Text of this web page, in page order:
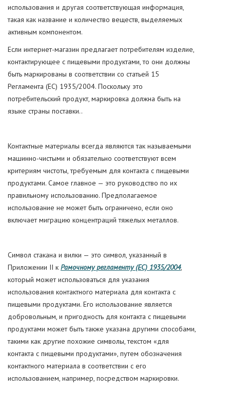
использования и другая соответствующая информация,
такая как название и количество веществ, выделяемых
активным компонентом.
Если интернет-магазин предлагает потребителям изделие,
контактирующее с пищевыми продуктами, то они должны
быть маркированы в соответствии со статьей 15
Регламента (ЕС) 1935/2004. Поскольку это
потребительский продукт, маркировка должна быть на
языке страны поставки..
Контактные материалы всегда являются так называемыми
машинно-чистыми и обязательно соответствуют всем
критериям чистоты, требуемым для контакта с пищевыми
продуктами. Самое главное — это руководство по их
правильному использованию. Предполагаемое
использование не может быть ограничено, если оно
включает миграцию концентраций тяжелых металлов.
Символ стакана и вилки — это символ, указанный в
Приложении II к Рамочному регламенту (ЕС) 1935/2004,
который может использоваться для указания
использования контактного материала для контакта с
пищевыми продуктами. Его использование является
добровольным, и пригодность для контакта с пищевыми
продуктами может быть также указана другими способами,
такими как другие похожие символы, текстом «для
контакта с пищевыми продуктами», путем обозначения
контактного материала в соответствии с его
использованием, например, посредством маркировки.